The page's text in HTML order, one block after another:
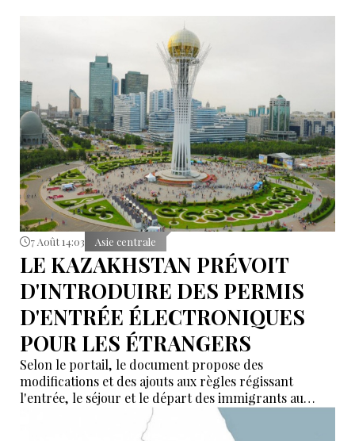
7 Août 14:03 Asie centrale
LE KAZAKHSTAN PRÉVOIT
D'INTRODUIRE DES PERMIS
D'ENTRÉE ÉLECTRONIQUES
POUR LES ÉTRANGERS
Selon le portail, le document propose des
modifications et des ajouts aux règles régissant
l'entrée, le séjour et le départ des immigrants au